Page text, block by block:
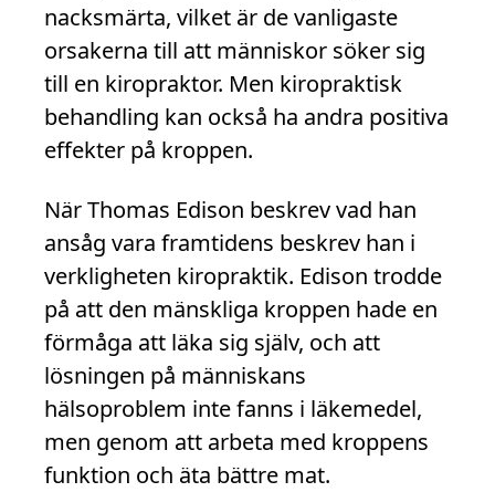
nacksmärta, vilket är de vanligaste
orsakerna till att människor söker sig
till en kiropraktor. Men kiropraktisk
behandling kan också ha andra positiva
effekter på kroppen.
När Thomas Edison beskrev vad han
ansåg vara framtidens beskrev han i
verkligheten kiropraktik. Edison trodde
på att den mänskliga kroppen hade en
förmåga att läka sig själv, och att
lösningen på människans
hälsoproblem inte fanns i läkemedel,
men genom att arbeta med kroppens
funktion och äta bättre mat.